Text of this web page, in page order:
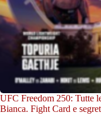
UFC Freedom 250: Tutte
Bianca. Fight Card e